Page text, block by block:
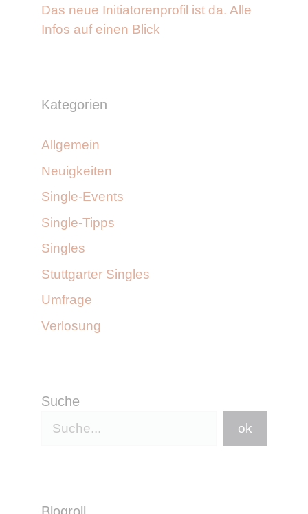
Das neue Initiatorenprofil ist da. Alle
Infos auf einen Blick
Kategorien
Allgemein
Neuigkeiten
Single-Events
Single-Tipps
Singles
Stuttgarter Singles
Umfrage
Verlosung
Suche
ok